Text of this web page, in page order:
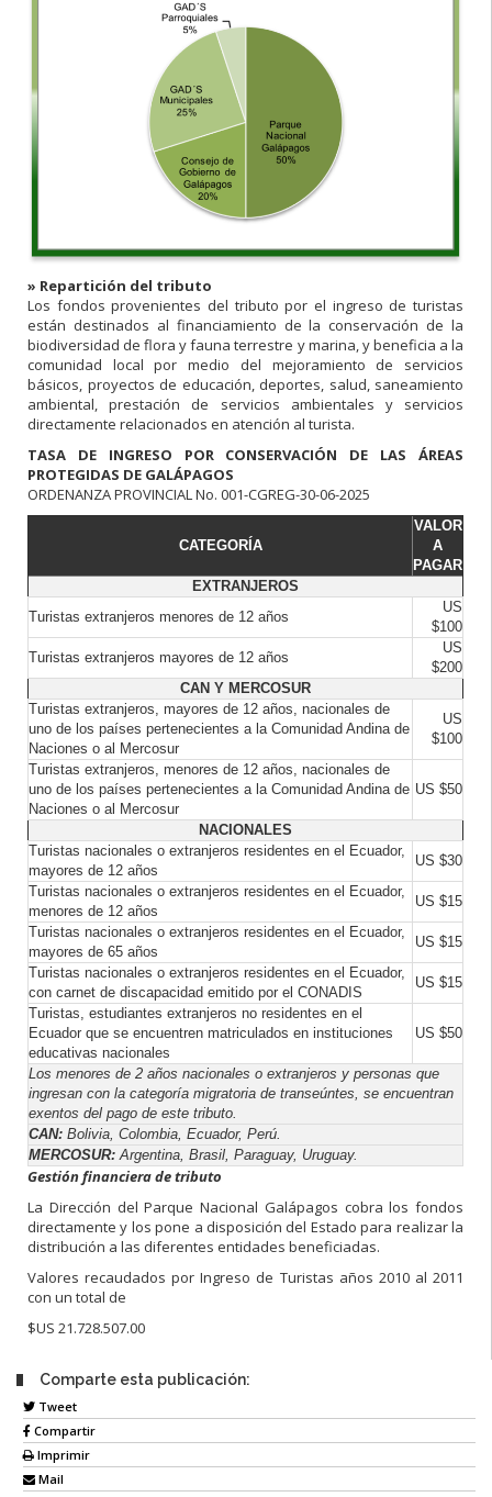
» Repartición del tributo
Los fondos provenientes del tributo por el ingreso de turistas
están destinados al financiamiento de la conservación de la
biodiversidad de flora y fauna terrestre y marina, y beneficia a la
comunidad local por medio del mejoramiento de servicios
básicos, proyectos de educación, deportes, salud, saneamiento
ambiental, prestación de servicios ambientales y servicios
directamente relacionados en atención al turista.
TASA DE INGRESO POR CONSERVACIÓN DE LAS ÁREAS
PROTEGIDAS DE GALÁPAGOS
ORDENANZA PROVINCIAL No. 001-CGREG-30-06-2025
CATEGORÍA
VALOR
A
PAGAR
EXTRANJEROS
Turistas extranjeros menores de 12 años
US
$100
Turistas extranjeros mayores de 12 años
US
$200
CAN Y MERCOSUR
Turistas extranjeros, mayores de 12 años, nacionales de
uno de los países pertenecientes a la Comunidad Andina de
Naciones o al Mercosur
US
$100
Turistas extranjeros, menores de 12 años, nacionales de
uno de los países pertenecientes a la Comunidad Andina de
Naciones o al Mercosur
US $50
NACIONALES
Turistas nacionales o extranjeros residentes en el Ecuador,
mayores de 12 años
US $30
Turistas nacionales o extranjeros residentes en el Ecuador,
menores de 12 años
US $15
Turistas nacionales o extranjeros residentes en el Ecuador,
mayores de 65 años
US $15
Turistas nacionales o extranjeros residentes en el Ecuador,
con carnet de discapacidad emitido por el CONADIS
US $15
Turistas, estudiantes extranjeros no residentes en el
Ecuador que se encuentren matriculados en instituciones
educativas nacionales
US $50
Los menores de 2 años nacionales o extranjeros y personas que
ingresan con la categoría migratoria de transeúntes, se encuentran
exentos del pago de este tributo.
CAN: Bolivia, Colombia, Ecuador, Perú.
MERCOSUR: Argentina, Brasil, Paraguay, Uruguay.
Gestión financiera de tributo
La Dirección del Parque Nacional Galápagos cobra los fondos
directamente y los pone a disposición del Estado para realizar la
distribución a las diferentes entidades beneficiadas.
Valores recaudados por Ingreso de Turistas años 2010 al 2011
con un total de
$US 21.728.507.00
Comparte esta publicación:
Tweet
Compartir
Imprimir
Mail